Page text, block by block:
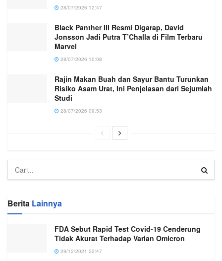
28/07/2026 12:47
Black Panther III Resmi Digarap, David
Jonsson Jadi Putra T’Challa di Film Terbaru
Marvel
28/07/2026 10:08
Rajin Makan Buah dan Sayur Bantu Turunkan
Risiko Asam Urat, Ini Penjelasan dari Sejumlah
Studi
28/07/2026 09:53
Berita Lainnya
FDA Sebut Rapid Test Covid-19 Cenderung
Tidak Akurat Terhadap Varian Omicron
29/12/2021 22:47